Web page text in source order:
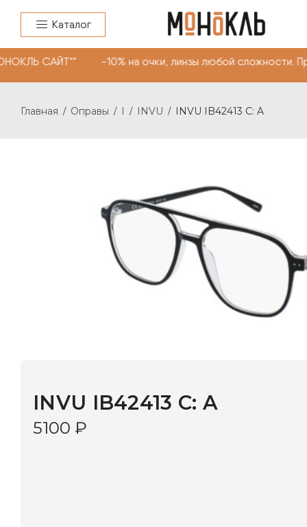
Каталог
САЙТ"" -10% на очки, линзы любой
Главная / Оправы / I / INVU / INVU IB42413 C: A